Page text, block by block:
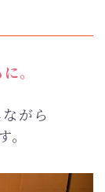
。
がら